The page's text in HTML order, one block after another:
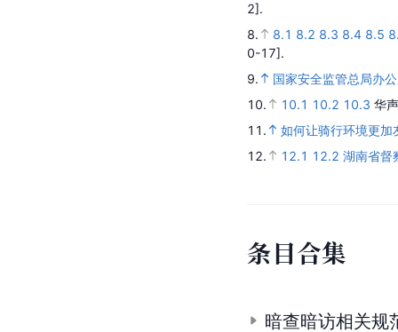
2].
8.
8.1 8.2 8.3 8.4 8.5
0-17].
9.
国家安全监管总局办
10.
10.1 10.2 10.3 华
11.
如何让骑行环境更加
12.
12.1 12.2 湖南省督
条目合集
暗查暗访相关规